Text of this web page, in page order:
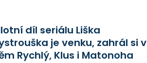
díl seriálu Liška
je venku, zahrál si v
Rychlý, Klus i Matonoha